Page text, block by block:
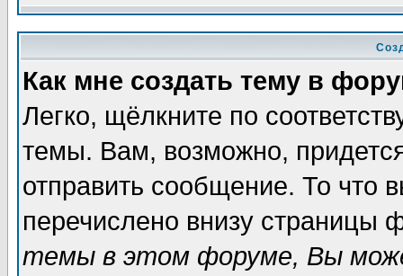
Как мне создать тему в
Легко, щёлкните по
темы. Вам, возможно,
отправить сообщение. То что
перечислено внизу страницы
темы в этом форуме, Вы